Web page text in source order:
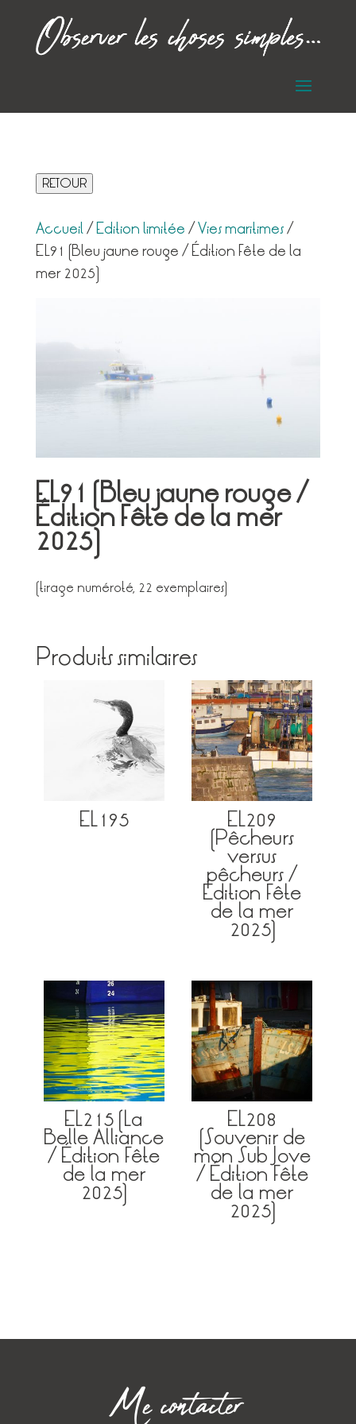
RETOUR
Accueil/Edition limitée/Vies maritimes/
EL91 (Bleu jaune rouge / Édition Fête de la
mer 2025)
EL91 (Bleu jaune rouge /
Édition Fête de la mer
2025)
(tirage numéroté, 22 exemplaires)
Produits similaires
EL195 EL209
(Pêcheurs
versus
pêcheurs /
Édition Fête
de la mer
2025)
EL215 (La
Belle Alliance
/ Édition Fête
de la mer
2025)
EL208
(Souvenir de
mon Sub Jove
/ Édition Fête
de la mer
2025)
Me contacter